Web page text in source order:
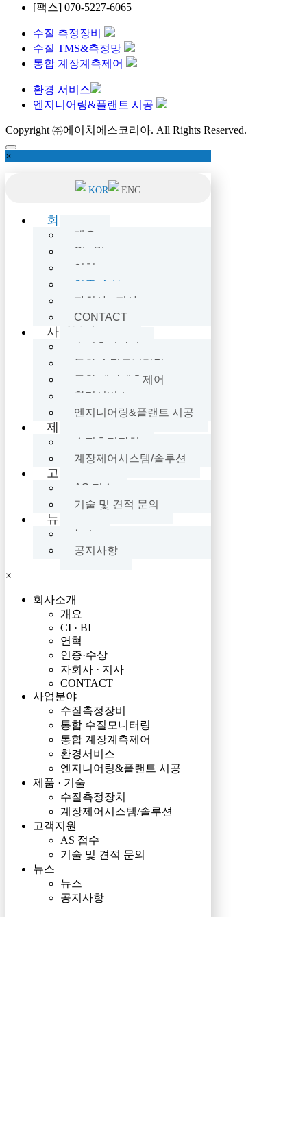
[팩스] 070-5227-6065
수질 측정장비
수질 TMS&측정망
통합 계장계측제어
환경 서비스
엔지니어링&플랜트 시공
Copyright ㈜에이치에스코리아. All Rights Reserved.
×
KOR ENG
회사소개
개요
CI · BI
연혁
인증·수상
자회사 · 지사
CONTACT
사업분야
수질측정장비
통합 수질모니터링
통합 계장계측제어
환경서비스
엔지니어링&플랜트 시공
제품 · 기술
수질측정장치
계장제어시스템/솔루션
고객지원
AS 접수
기술 및 견적 문의
뉴스
뉴스
공지사항
×
회사소개
개요
CI · BI
연혁
인증·수상
자회사 · 지사
CONTACT
사업분야
수질측정장비
통합 수질모니터링
통합 계장계측제어
환경서비스
엔지니어링&플랜트 시공
제품 · 기술
수질측정장치
계장제어시스템/솔루션
고객지원
AS 접수
기술 및 견적 문의
뉴스
뉴스
공지사항